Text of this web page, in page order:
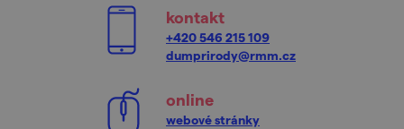
kontakt
+420 546 215 109
dumprirody@rmm.cz
online
webové stránky